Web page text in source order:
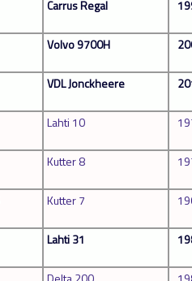
Carrus Regal
Volvo 9700H
VDL Jonckheere
Lahti 10
Kutter 8
Kutter 7
Lahti 31